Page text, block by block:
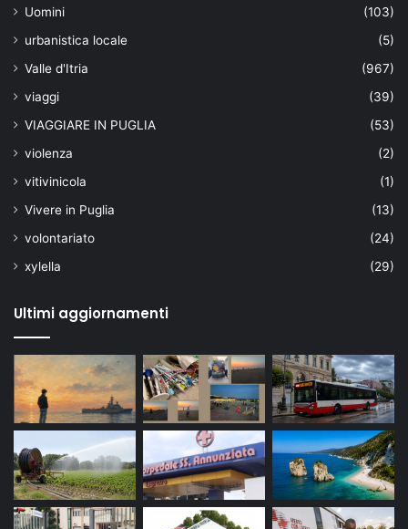
Uomini
(103)
urbanistica locale
(5)
Valle d'Itria
(967)
viaggi
(39)
VIAGGIARE IN PUGLIA
(53)
violenza
(2)
vitivinicola
(1)
Vivere in Puglia
(13)
volontariato
(24)
xylella
(29)
Ultimi aggiornamenti